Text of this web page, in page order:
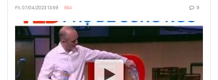
Những Thói Quen Đáng Ngạc Nhiên Của
Tại Sao Các Nhà Lãnh Đạo Giỏi Làm Cho Bạn
Cảm Thấy An Toàn
Fri, 07/04/2023 13:59 664 9